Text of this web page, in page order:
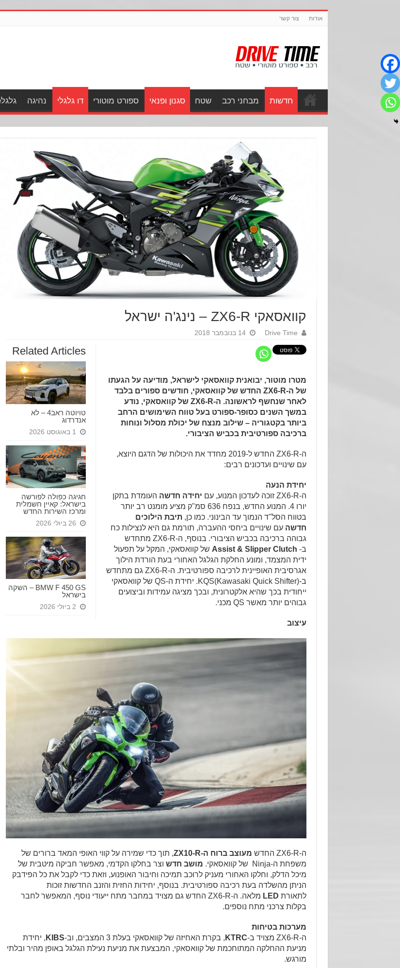
אודות צור קשר
חדשות מבחני רכב שטח סגנון ופנאי ספורט מוטורי דו גלגלי נהיגה גלגלLove
קוואסאקי ZX6-R – נינג'ה ישראל
Drive Time 14 בנובמבר 2018
Related Articles
טויוטה ראב4 – לא
אנדרדוג
1 באוגוסט 2026
חגיגה כפולה לפורשה
בישראל: קאיין חשמלית
ומרכז השירות החדש
26 ביולי 2026
BMW F 450 GS – השקה
בישראל
2 ביולי 2026
מטרו מוטור, יבואנית קוואסאקי לישראל, מודיעה על הגעתו
של ה-ZX6-R החדש של קוואסאקי, חודשים ספורים בלבד
לאחר שנחשף לראשונה. ה-ZX6-R של קוואסאקי, נודע
במשך השנים כסופר-ספורט בעל טווח השימושים הרחב
ביותר בקטגוריה – שילוב מנצח של יכולת מסלול ונוחות
ברכיבה ספורטיבית בכביש הציבורי.
ה-ZX6-R החדש ל-2019 מחדד את היכולות של הדגם היוצא,
עם שינויים ועדכונים רבים:
יחידת הנעה
ה-ZX6-R
זוכה לעדכון המנוע, עם יחידה חדשה העומדת בתקן
יורו 4. המנוע החדש, בנפח 636 סמ"ק מציע מומנט רב יותר
בטווח הסל"ד הנמוך עד הבינוני. כמו כן,תיבת הילוכים
חדשה עם שינויים ביחסי ההעברה, תורמת גם היא לנצילות כח
גבוהה ברכיבה בכביש הציבורי. בנוסף, ה-ZX6-R מתחדש
ב-
Assist & Slipper Clutch
של קוואסאקי, המקל על תפעול
ידית המצמד, ומונע החלקת הגלגל האחורי בעת הורדת הילוך
אגרסיבית האופיינית לרכיבה ספורטיבית. ה-ZX6-R גם מתחדש
ב-KQS(Kawasaki Quick Shifter). יחידת ה-QS של קוואסאקי
ייחודית בכך שהיא אלקטרונית, ובכך מציגה עמידות וביצועים
גבוהים יותר מאשר QS מכני.
עיצוב
ה-ZX6-R החדש מעוצב ברוח ה-ZX10-R, תוך כדי שמירה על קווי האופי המאד ברורים של
משפחת ה-Ninja של קוואסאקי.
מושב חדש וצר בחלקו הקדמי, מאפשר חביקה מיטבית של
מיכל הדלק, וחלקו האחורי מעניק לרוכב תמיכה וחיבור האופנוע, וזאת כדי לקבל את כל הפידבק
הניתן מהשלדה בעת רכיבה ספורטיבית. בנוסף, יחידות החזית והזנב החדשות זוכות
לתאורת LED
מלאה. ה-ZX6-R החדש גם מצויד במחבר מתח ייעודי נוסף, המאפשר לחבר
בקלות צרכני מתח נוספים.
מערכות בטיחות
ה-ZX6-R מצויד ב-
KTRC , בקרת האחיזה של קוואסאקי בעלת 3 המצבים, וב- KIBS , יחידת
מניעת ההחלקה המתוחכמת של קוואסאקי, המבצעת את מניעת נעילת הגלגל באופן מהיר ובלתי
מורגש.